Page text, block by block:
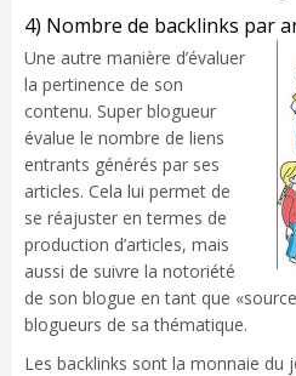
4) Nombre de backlinks par
Une autre manière d’évaluer
la pertinence de son
contenu. Super blogueur
évalue le nombre de liens
entrants générés par ses
articles. Cela lui permet de
se réajuster en termes de
production d’articles, mais
aussi de suivre la notoriété
de son blogue en tant que
blogueurs de sa thématique.
Les backlinks sont la monnaie du